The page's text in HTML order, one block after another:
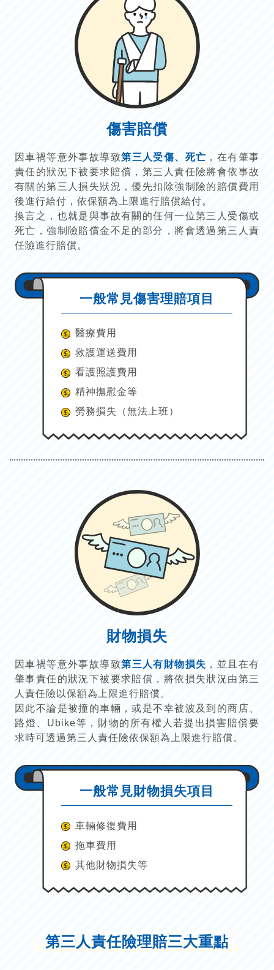
傷害賠償
因車禍等意外事故導致第三人受傷、死亡 ，在有肇事
責任的狀況下被要求賠償，第三人責任險將會依事故
有關的第三人損失狀況，優先扣除強制險的賠償費用
後進行給付，依保額為上限進行賠償給付。
換言之，也就是與事故有關的任何一位第三人受傷或
死亡，強制險賠償金不足的部分，將會透過第三人責
任險進行賠償。
一般常見傷害理賠項目
醫療費用
救護運送費用
看護照護費用
精神撫慰金等
勞務損失（無法上班）
財物損失
因車禍等意外事故導致第三人有財物損失 ，並且在有
肇事責任的狀況下被要求賠償，將依損失狀況由第三
人責任險以保額為上限進行賠償。
因此不論是被撞的車輛，或是不幸被波及到的商店、
路燈、Ubike等，財物的所有權人若提出損害賠償要
求時可透過第三人責任險依保額為上限進行賠償。
一般常見財物損失項目
車輛修復費用
拖車費用
其他財物損失等
第三人責任險理賠三大重點